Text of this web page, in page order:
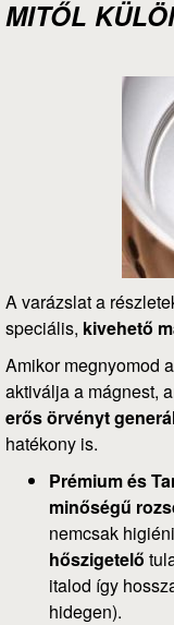
MITŐL
A varázslat a
speciális, kivehető
Amikor megnyomod
aktiválja a mágnest,
erős örvényt
hatékony is.
Prémium és
minőségű
nemcsak
hőszigetelő
italod így
hidegen).